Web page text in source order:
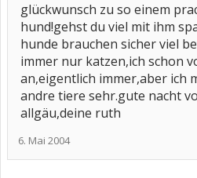
glückwunsch zu so einem
hund!gehst du viel mit ihm
hunde brauchen sicher viel
immer nur katzen,ich schon
an,eigentlich immer,aber ich
andre tiere sehr.gute nacht
allgäu,deine ruth
6. Mai 2004